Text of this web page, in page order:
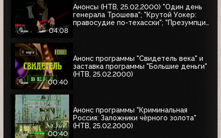
04:08
Анонсы (НТВ, 25.02.2000) "Один день
генерала Трошева"; "Крутой Уокер:
правосудие по-техасски"; "Презумпция
00:40
Анонс программы "Свидетель века" и
заставка программы "Большие деньги"
(НТВ, 25.02.2000)
00:40
Анонс программы "Криминальная
Россия: Заложники чёрного золота"
(НТВ, 25.02.2000)